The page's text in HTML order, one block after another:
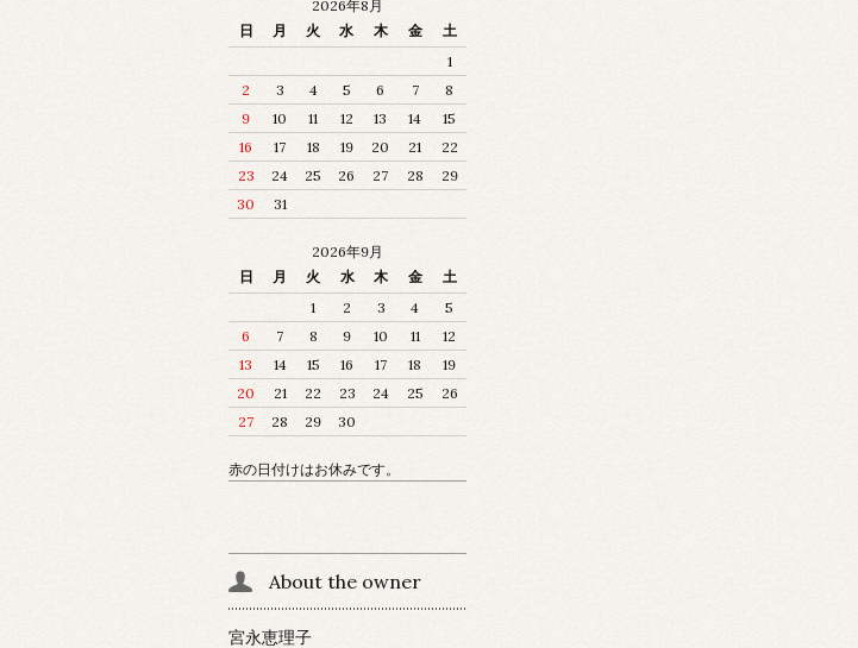
2026年8月
日
月 火 水 木 金
土
1
2
3 4 5 6 7
8
9
10 11 12 13 14
15
16
17 18 19 20 21
22
23
24 25 26 27 28
29
30
31
2026年9月
日
月 火 水 木 金
土
1
2 3 4
5
6
7 8 9 10 11
12
13
14 15 16 17 18
19
20
21 22 23 24 25
26
27
28 29 30
赤の日付けはお休みです。
About the owner
宮永恵理子